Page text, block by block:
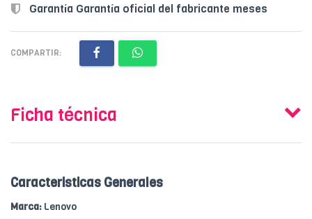
Garantía Garantía oficial del fabricante meses
COMPARTIR:
Ficha técnica
Caracteristicas Generales
Marca: Lenovo